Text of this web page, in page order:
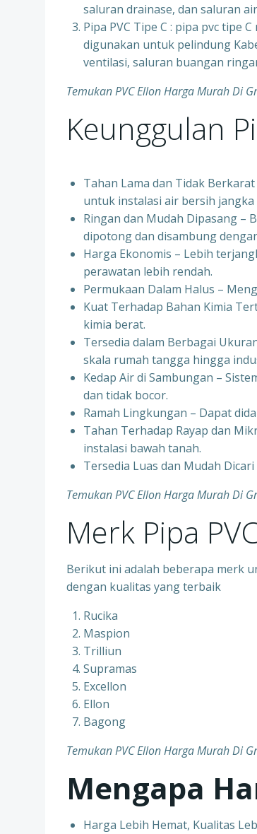
saluran drainase, dan saluran
Pipa PVC Tipe C : pipa pvc tipe
digunakan untuk pelindung
ventilasi, saluran buangan
Temukan PVC Ellon Harga Murah Di
Keunggulan
Tahan Lama dan Tidak
untuk instalasi air bersih jangka
Ringan dan Mudah Dipasang –
dipotong dan disambung
Harga Ekonomis – Lebih
perawatan lebih rendah.
Permukaan Dalam Halus –
Kuat Terhadap Bahan Kimia
kimia berat.
Tersedia dalam Berbagai
skala rumah tangga hingga
Kedap Air di Sambungan –
dan tidak bocor.
Ramah Lingkungan – Dapat
Tahan Terhadap Rayap dan
instalasi bawah tanah.
Tersedia Luas dan Mudah
Temukan PVC Ellon Harga Murah Di
Merk Pipa
Berikut ini adalah beberapa merk
dengan kualitas yang terbaik
Rucika
Maspion
Trilliun
Supramas
Excellon
Ellon
Bagong
Temukan PVC Ellon Harga Murah Di
Mengapa
Harga Lebih Hemat, Kualitas